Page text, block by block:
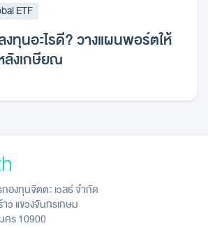
ETF
ทุนอะไรดี? วางแผนพอร์ตให้
ลังเกษียณ
งทุนจิตตะ เวลธ์ จำกัด
แขวงจันทรเกษม
คร 10900